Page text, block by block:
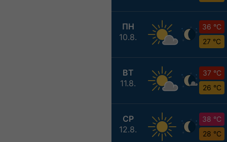
ПН
10.8.
36 °C
27 °C
ВТ
11.8.
37 °C
26 °C
СР
12.8.
38 °C
28 °C